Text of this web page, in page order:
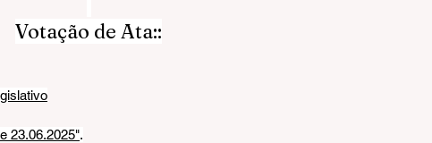
Votação de Ata::
23.06.2025".